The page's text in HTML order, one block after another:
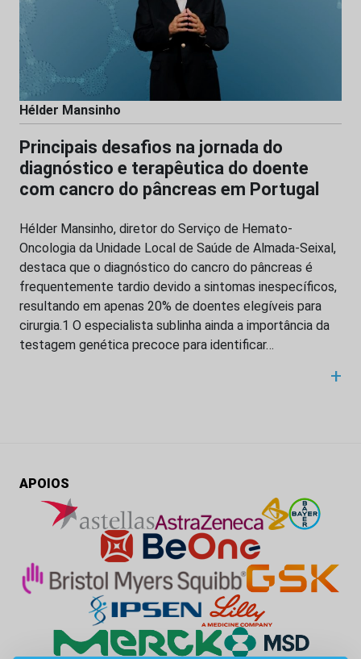
Hélder Mansinho
Principais desafios na jornada do
diagnóstico e terapêutica do doente
com cancro do pâncreas em Portugal
Hélder Mansinho, diretor do Serviço de Hemato-
Oncologia da Unidade Local de Saúde de Almada-Seixal,
destaca que o diagnóstico do cancro do pâncreas é
frequentemente tardio devido a sintomas inespecíficos,
resultando em apenas 20% de doentes elegíveis para
cirurgia.1 O especialista sublinha ainda a importância da
testagem genética precoce para identificar…
+
APOIOS